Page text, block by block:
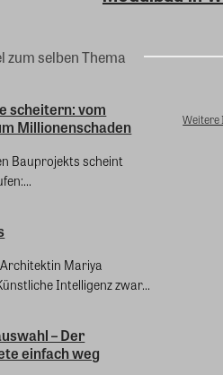
zum selben Thema
scheitern: vom
Millionenschaden
Bauprojekts scheint
Mariya
Intelligenz zwar...
– Der
einfach weg
Weitere